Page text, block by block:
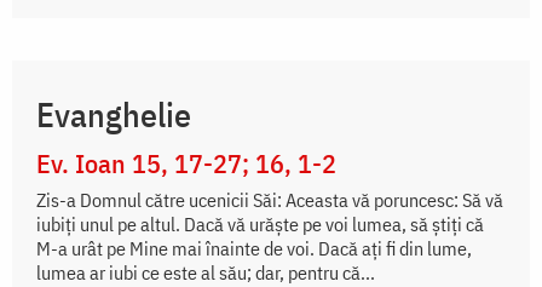
Evanghelie
Ev. Ioan 15, 17-27; 16, 1-2
Zis-a Domnul către ucenicii Săi: Aceasta vă poruncesc: Să vă
iubiți unul pe altul. Dacă vă urăște pe voi lumea, să știți că
M-a urât pe Mine mai înainte de voi. Dacă ați fi din lume,
lumea ar iubi ce este al său; dar, pentru că...